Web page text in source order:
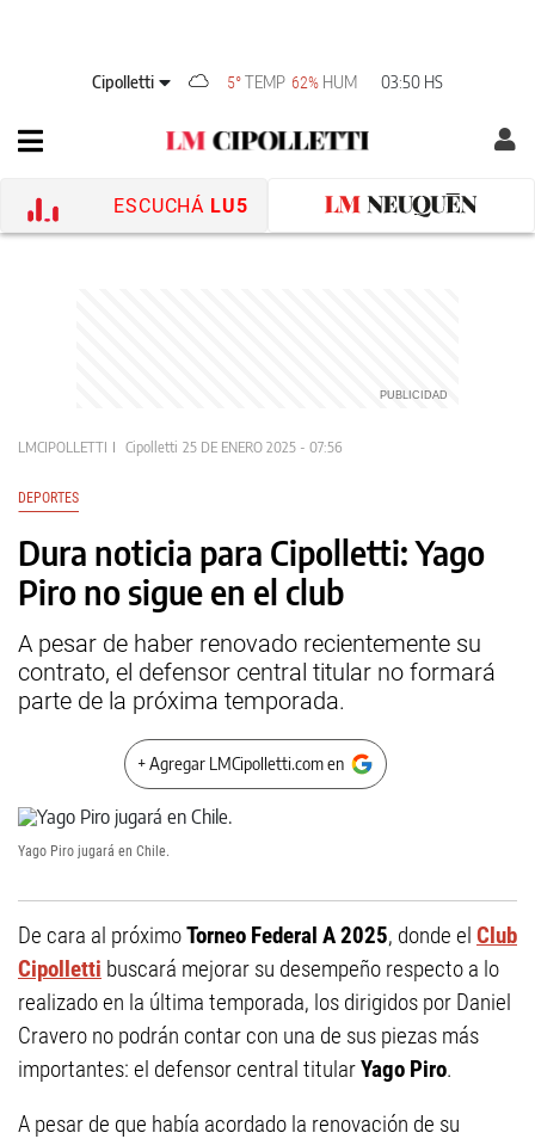
Cipolletti 5° TEMP 62% HUM 03:50 HS
ESCUCHÁ LU5
LMCIPOLLETTI Cipolletti 25 DE ENERO 2025 - 07:56
DEPORTES
Dura noticia para Cipolletti: Yago
Piro no sigue en el club
A pesar de haber renovado recientemente su
contrato, el defensor central titular no formará
parte de la próxima temporada.
+ Agregar LMCipolletti.com en
Yago Piro jugará en Chile.
De cara al próximoTorneo Federal A 2025, donde el Club
Cipolletti buscará mejorar su desempeño respecto a lo
realizado en la última temporada, los dirigidos por Daniel
Cravero no podrán contar con una de sus piezas más
importantes: el defensor central titularYago Piro.
A pesar de que había acordado la renovación de su